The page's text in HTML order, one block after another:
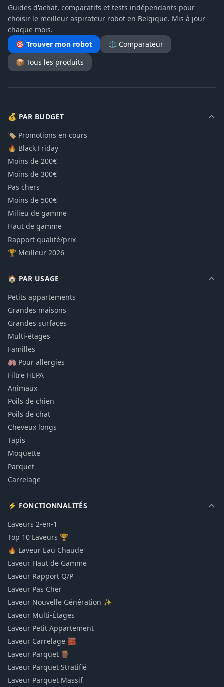
Guides d'achat, comparatifs et tests indépendants pour
choisir le meilleur aspirateur robot en Belgique. Mis à jour
chaque mois.
🎯 Trouver mon robot
⚖️ Comparateur
📦 Tous les produits
💰 PAR BUDGET
🏷️ Promotions en cours
🔥 Black Friday
Moins de 200€
Moins de 300€
Pas chers
Moins de 500€
Milieu de gamme
Haut de gamme
Rapport qualité/prix
🏆 Meilleur 2026
🏠 PAR USAGE
Petits appartements
Grandes maisons
Grandes surfaces
Multi-étages
Familles
🫁 Pour allergies
Filtre HEPA
Animaux
Poils de chien
Poils de chat
Cheveux longs
Tapis
Moquette
Parquet
Carrelage
⚡ FONCTIONNALITÉS
Laveurs 2-en-1
Top 10 Laveurs 🏆
🔥 Laveur Eau Chaude
Laveur Haut de Gamme
Laveur Rapport Q/P
Laveur Pas Cher
Laveur Nouvelle Génération ✨
Laveur Multi-Étages
Laveur Petit Appartement
Laveur Carrelage 🧱
Laveur Parquet 🪵
Laveur Parquet Stratifié
Laveur Parquet Massif